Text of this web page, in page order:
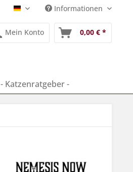
Deutsch Informationen
Mein Konto 0,00 € *
- Katzenratgeber -